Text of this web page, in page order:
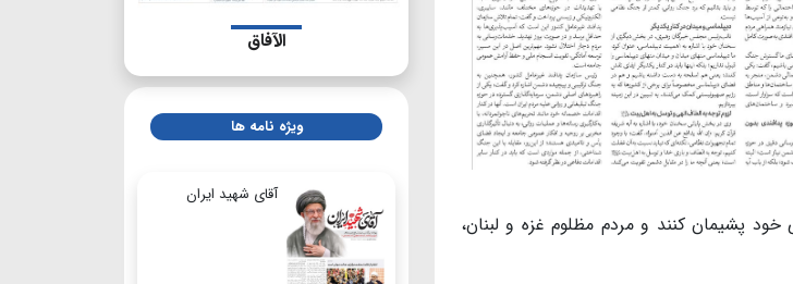
خود پشیمان کنند و مردم مظلوم غزه و لبنان،
الآفاق
ویژه نامه ها
آقای شهید ایران